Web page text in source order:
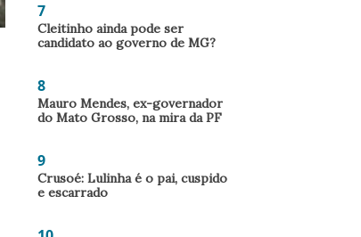
7
Cleitinho ainda pode ser
candidato ao governo de MG?
8
Mauro Mendes, ex-governador
do Mato Grosso, na mira da PF
9
Crusoé: Lulinha é o pai, cuspido
e escarrado